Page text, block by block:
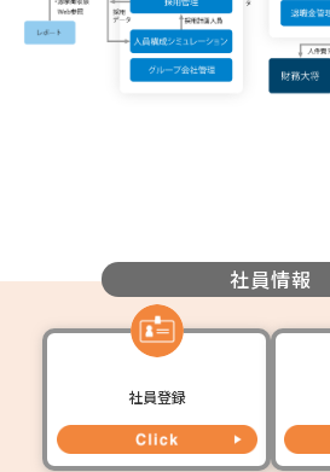
社員情報
社員登録